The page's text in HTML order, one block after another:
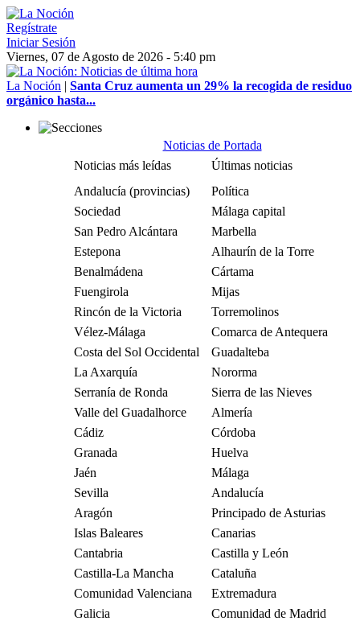
Regístrate
Iniciar Sesión
Viernes, 07 de Agosto de 2026 - 5:40 pm
La Noción | Santa Cruz aumenta un 29% la recogida de residuo
orgánico hasta...
Noticias de Portada
Noticias más leídas
Últimas noticias
Andalucía (provincias)
Política
Sociedad
Málaga capital
San Pedro Alcántara
Marbella
Estepona
Alhaurín de la Torre
Benalmádena
Cártama
Fuengirola
Mijas
Rincón de la Victoria
Torremolinos
Vélez-Málaga
Comarca de Antequera
Costa del Sol Occidental
Guadalteba
La Axarquía
Nororma
Serranía de Ronda
Sierra de las Nieves
Valle del Guadalhorce
Almería
Cádiz
Córdoba
Granada
Huelva
Jaén
Málaga
Sevilla
Andalucía
Aragón
Principado de Asturias
Islas Baleares
Canarias
Cantabria
Castilla y León
Castilla-La Mancha
Cataluña
Comunidad Valenciana
Extremadura
Galicia
Comunidad de Madrid